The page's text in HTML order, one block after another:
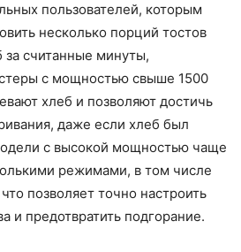
пользователей, которым
несколько порций тостов
за считанные минуты,
с мощностью свыше 1500
хлеб и позволяют достичь
даже если хлеб был
с высокой мощностью чаще
режимами, в том числе
позволяет точно настроить
и предотвратить подгорание.